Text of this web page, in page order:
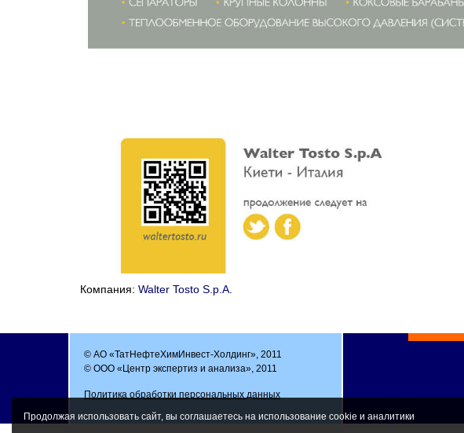
Компания: Walter Tosto S.p.A.
© АО «ТатНефтеХимИнвест-Холдинг», 2011
© ООО «Центр экспертиз и анализа», 2011
Политика обработки персональных данных
Продолжая использовать сайт, вы соглашаетесь на использование cookie и аналитики